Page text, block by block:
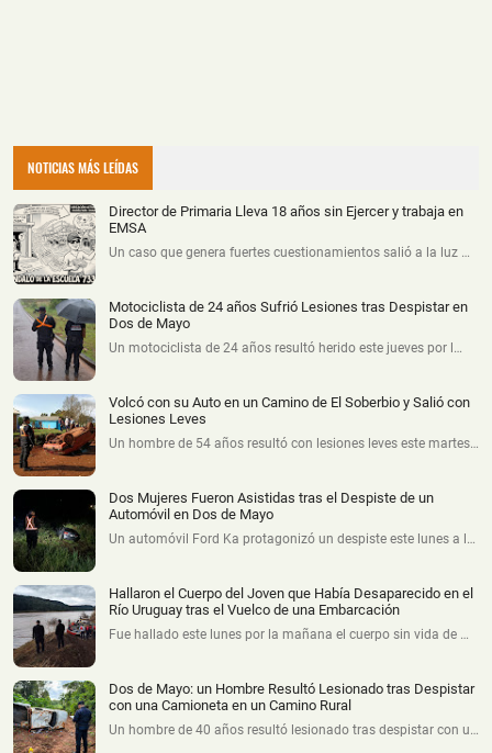
NOTICIAS MÁS LEÍDAS
Director de Primaria Lleva 18 años sin Ejercer y trabaja en
EMSA
Un caso que genera fuertes cuestionamientos salió a la luz …
Motociclista de 24 años Sufrió Lesiones tras Despistar en
Dos de Mayo
Un motociclista de 24 años resultó herido este jueves por l…
Volcó con su Auto en un Camino de El Soberbio y Salió con
Lesiones Leves
Un hombre de 54 años resultó con lesiones leves este martes…
Dos Mujeres Fueron Asistidas tras el Despiste de un
Automóvil en Dos de Mayo
Un automóvil Ford Ka protagonizó un despiste este lunes a l…
Hallaron el Cuerpo del Joven que Había Desaparecido en el
Río Uruguay tras el Vuelco de una Embarcación
Fue hallado este lunes por la mañana el cuerpo sin vida de …
Dos de Mayo: un Hombre Resultó Lesionado tras Despistar
con una Camioneta en un Camino Rural
Un hombre de 40 años resultó lesionado tras despistar con u…